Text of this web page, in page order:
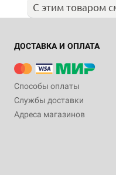
С этим товаром
ДОСТАВКА И ОПЛАТА
Способы оплаты
Службы доставки
Адреса магазинов